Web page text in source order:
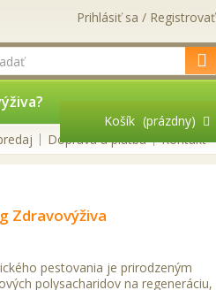
Prihlásiť sa / Registrovať
Košík (prázdny)
Doprava a platba Kontakt
Zdravovýživa
pestovania je prirodzeným
polysacharidov na regeneráciu,